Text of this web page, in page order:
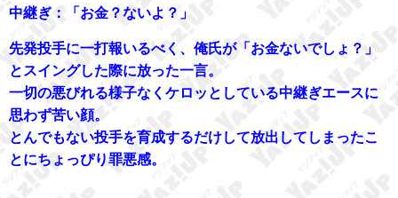
中継ぎ：「お金？ないよ？」
先発投手に一打報いるべく、俺氏が「お金ないでしょ？」
とスイングした際に放った一言。
一切の悪びれる様子なくケロッとしている中継ぎエースに
思わず苦い顔。
とんでもない投手を育成するだけして放出してしまったこ
とにちょっぴり罪悪感。